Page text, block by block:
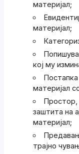
материјал;
материјал;
кој му
материјал
Простор,
заштита на
материјал;
трајно